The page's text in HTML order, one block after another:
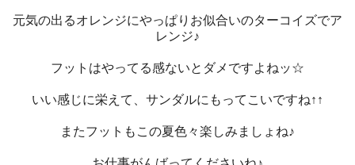
元気の出るオレンジにやっぱりお似合いのターコイズでア
レンジ♪
フットはやってる感ないとダメですよねッ☆
いい感じに栄えて、サンダルにもってこいですね↑↑
またフットもこの夏色々楽しみましょね♪